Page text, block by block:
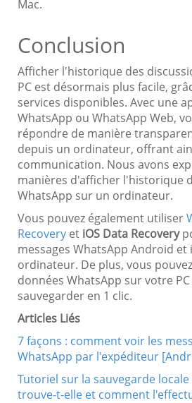
Mac.
Conclusion
Afficher l'historique des
PC est désormais plus facile,
services disponibles. Avec une
WhatsApp ou WhatsApp Web,
répondre de manière
depuis un ordinateur, offrant
communication. Nous avons
manières d'afficher l'historique
WhatsApp sur un ordinateur.
Vous pouvez également utiliser
Recovery et iOS Data Recovery
messages WhatsApp Android et
ordinateur. De plus, vous
données WhatsApp sur votre
sauvegarder en 1 clic.
Articles Liés
7 façons : comment voir les
WhatsApp par l'expéditeur
Tutoriel sur la sauvegarde
trouve-t-elle et comment